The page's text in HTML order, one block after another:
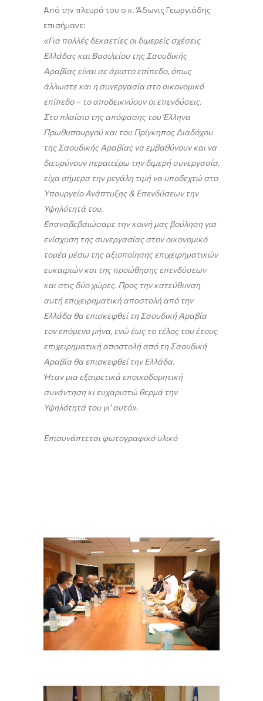
Από την πλευρά του ο κ. Άδωνις Γεωργιάδης
επισήμανε:
«Για πολλές δεκαετίες οι διμερείς σχέσεις
Ελλάδας και Βασιλείου της Σαουδικής
Αραβίας είναι σε άριστο επίπεδο, όπως
άλλωστε και η συνεργασία στο οικονομικό
επίπεδο – το αποδεικνύουν οι επενδύσεις.
Στο πλαίσιο της απόφασης του Έλληνα
Πρωθυπουργού και του Πρίγκηπος Διαδόχου
της Σαουδικής Αραβίας να εμβαθύνουν και να
διευρύνουν περαιτέρω την διμερή συνεργασία,
είχα σήμερα την μεγάλη τιμή να υποδεχτώ στο
Υπουργείο Ανάπτυξης & Επενδύσεων την
Υψηλότητά του.
Επαναβεβαιώσαμε την κοινή μας βούληση για
ενίσχυση της συνεργασίας στον οικονομικό
τομέα μέσω της αξιοποίησης επιχειρηματικών
ευκαιριών και της προώθησης επενδύσεων
και στις δύο χώρες. Προς την κατεύθυνση
αυτή επιχειρηματική αποστολή από την
Ελλάδα θα επισκεφθεί τη Σαουδική Αραβία
τον επόμενο μήνα, ενώ έως το τέλος του έτους
επιχειρηματική αποστολή από τη Σαουδική
Αραβία θα επισκεφθεί την Ελλάδα.
Ήταν μια εξαιρετικά εποικοδομητική
συνάντηση κι ευχαριστώ θερμά την
Υψηλότητά του γι’ αυτό».
Επισυνάπτεται φωτογραφικό υλικό